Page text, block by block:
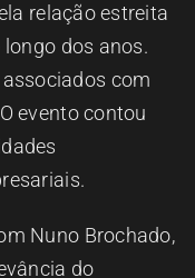
relação estreita
dos anos.
com
evento contou
Nuno Brochado,
do